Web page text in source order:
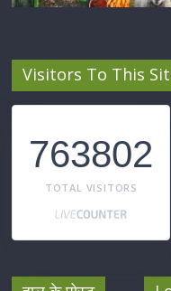
Visitors To This
763802
TOTAL VISITORS